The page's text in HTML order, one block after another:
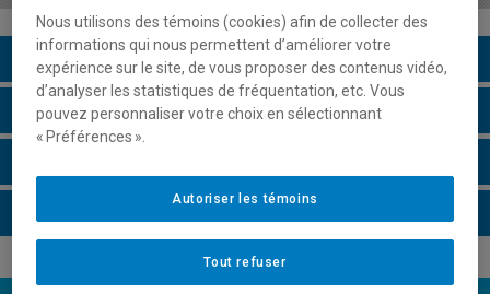
Description du cours
Horaire - Été 2026
Nous utilisons des témoins (cookies) afin de collecter des
informations qui nous permettent d’améliorer votre
expérience sur le site, de vous proposer des contenus vidéo,
d’analyser les statistiques de fréquentation, etc. Vous
pouvez personnaliser votre choix en sélectionnant
« Préférences ».
Tout refuser
Autoriser les témoins